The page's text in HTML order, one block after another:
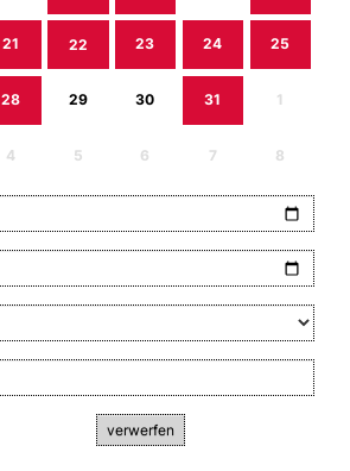
21 22 23 24 25
28 29 30 31 1
4 5 6 7 8
verwerfen